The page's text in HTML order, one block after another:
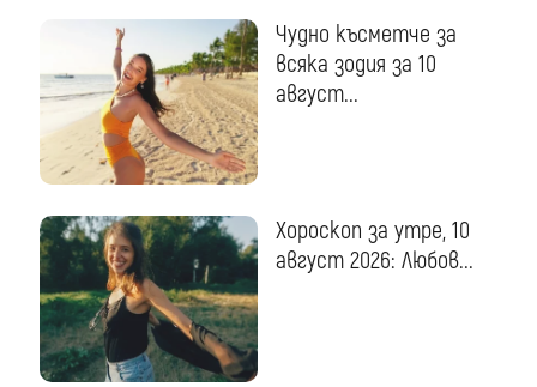
Чудно късметче за
всяка зодия за 10
август...
Хороскоп за утре, 10
август 2026: Любов...